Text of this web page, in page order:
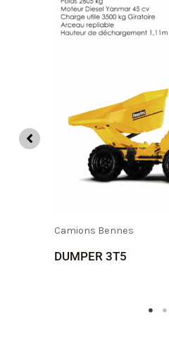
Camions Bennes
DUMPER 3T5